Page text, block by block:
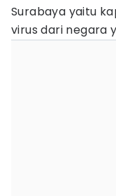
Surabaya yaitu
virus dari negara